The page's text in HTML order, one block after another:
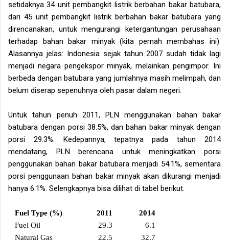
setidaknya 34 unit pembangkit listrik berbahan bakar batubara,
dari 45 unit pembangkit listrik berbahan bakar batubara yang
direncanakan, untuk mengurangi ketergantungan perusahaan
terhadap bahan bakar minyak (kita pernah membahas ini).
Alasannya jelas: Indonesia sejak tahun 2007 sudah tidak lagi
menjadi negara pengekspor minyak, melainkan pengimpor. Ini
berbeda dengan batubara yang jumlahnya masih melimpah, dan
belum diserap sepenuhnya oleh pasar dalam negeri.
Untuk tahun penuh 2011, PLN menggunakan bahan bakar
batubara dengan porsi 38.5%, dan bahan bakar minyak dengan
porsi 29.3%. Kedepannya, tepatnya pada tahun 2014
mendatang, PLN berencana untuk meningkatkan porsi
penggunakan bahan bakar batubara menjadi 54.1%, sementara
porsi penggunaan bahan bakar minyak akan dikurangi menjadi
hanya 6.1%. Selengkapnya bisa dilihat di tabel berikut.
Fuel Type (%) 2011
2014
Fuel Oil
29.3
6.1
Natural Gas
22.5
32.7